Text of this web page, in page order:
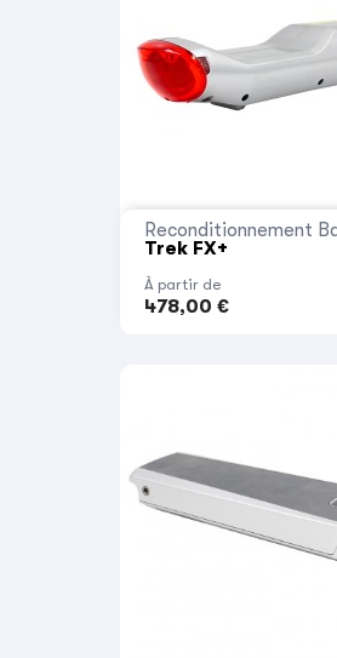
Reconditionnement
Trek FX+
À partir de
478,00 €